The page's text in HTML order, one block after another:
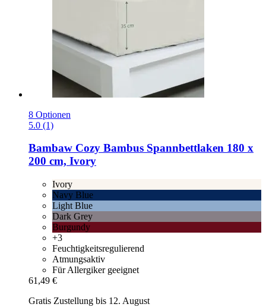
8 Optionen
5.0 (1)
Bambaw Cozy Bambus Spannbettlaken 180 x
200 cm, Ivory
Ivory
Navy Blue
Light Blue
Dark Grey
Burgundy
+3
Feuchtigkeitsregulierend
Atmungsaktiv
Für Allergiker geeignet
61,49 €
Gratis Zustellung bis 12. August